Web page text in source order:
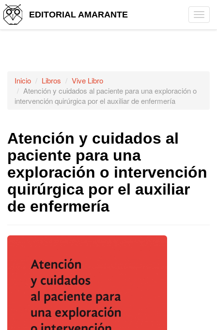
EDITORIAL AMARANTE
Inicio Libros
Vive Libro
Atención y cuidados al paciente para una exploración o
intervención quirúrgica por el auxiliar de enfermería
Atención y cuidados al
paciente para una
exploración o intervención
quirúrgica por el auxiliar
de enfermería